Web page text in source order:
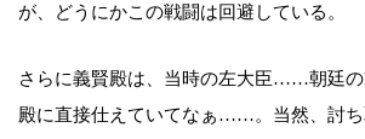
が、どうにかこの戦闘は回避している。
さらに義賢殿は、当時の左大臣……朝廷
殿に直接仕えていてなぁ……。当然、討ち